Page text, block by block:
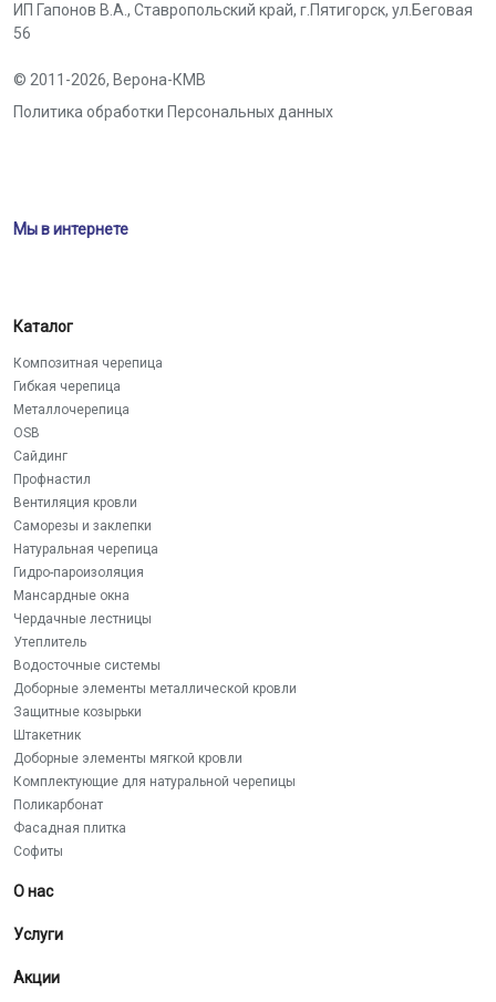
ИП Гапонов В.А., Ставропольский край, г.Пятигорск, ул.Беговая
56
© 2011-2026, Верона-КМВ
Политика обработки Персональных данных
Мы в интернете
Каталог
Композитная черепица
Гибкая черепица
Металлочерепица
OSB
Сайдинг
Профнастил
Вентиляция кровли
Саморезы и заклепки
Натуральная черепица
Гидро-пароизоляция
Мансардные окна
Чердачные лестницы
Утеплитель
Водосточные системы
Доборные элементы металлической кровли
Защитные козырьки
Штакетник
Доборные элементы мягкой кровли
Комплектующие для натуральной черепицы
Поликарбонат
Фасадная плитка
Софиты
О нас
Услуги
Акции